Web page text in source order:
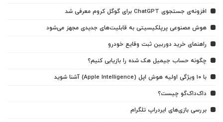
افزونه‌ی جستجوی ChatGPT برای گوگل کروم معرفی شد
هوش مصنوعی پرپلکیسیتی به قابلیت‌های جدیدی مجهز می‌شود
راهنمای خرید دوربین ثبت وقایع خودرو
چگونه حساب جیمیل هک شده را بازیابی کنیم؟
با ۱۰ ویژگی اولیه هوش اپل (Apple Intelligence) آشنا شوید
داک‌داک‌گو چیست؟
بررسی بازی‌های ایردراپ تلگرام